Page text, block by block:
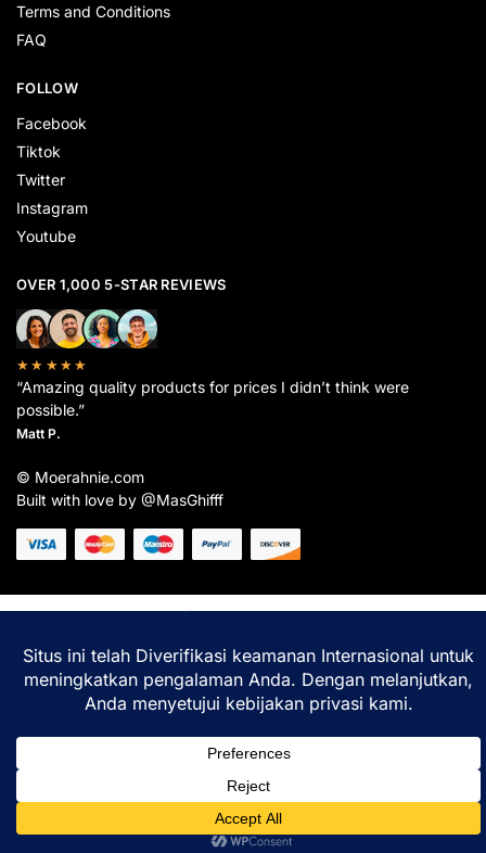
Terms and Conditions
FAQ
FOLLOW
Facebook
Tiktok
Twitter
Instagram
Youtube
OVER 1,000 5-STAR REVIEWS
★★★★★
“Amazing quality products for prices I didn’t think were
possible.”
Matt P.
© Moerahnie.com
Built with love by @MasGhifff
Lacak
Moerahnie.com
pengalaman belanja terbaik Anda.